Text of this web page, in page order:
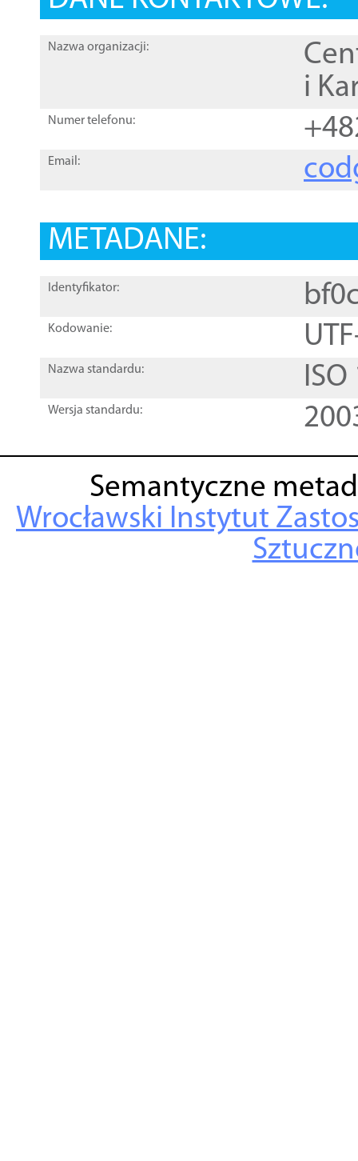
Nazwa organizacji:
i
Numer telefonu:
Email:
METADANE:
Identyfikator:
Kodowanie:
Nazwa standardu:
Wersja standardu:
Semantyczne
Wrocławski Instytut